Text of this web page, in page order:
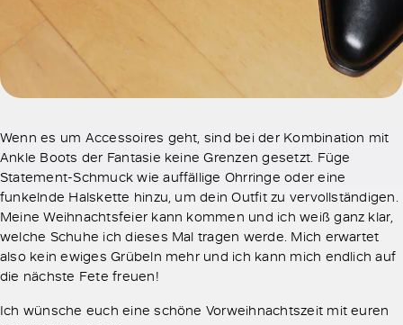
Wenn es um Accessoires geht, sind bei der Kombination mit
Ankle Boots der Fantasie keine Grenzen gesetzt. Füge
Statement-Schmuck wie auffällige Ohrringe oder eine
funkelnde Halskette hinzu, um dein Outfit zu vervollständigen.
Meine Weihnachtsfeier kann kommen und ich weiß ganz klar,
welche Schuhe ich dieses Mal tragen werde. Mich erwartet
also kein ewiges Grübeln mehr und ich kann mich endlich auf
die nächste Fete freuen!
Ich wünsche euch eine schöne Vorweihnachtszeit mit euren